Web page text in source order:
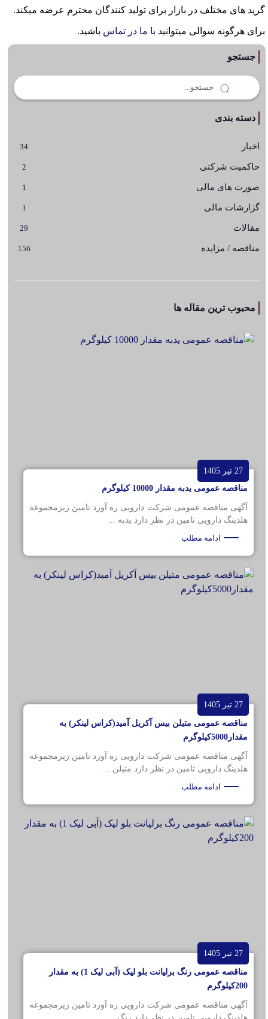
گرید های مختلف در بازار برای تولید کنندگان محترم عرضه میکند.
برای هرگونه سوالی میتوانید با ما در تماس باشید.
جستجو
دسته بندی
اخبار 34
حاکمیت شرکتی 2
صورت های مالی 1
گزارشات مالی 1
مقالات 29
مناقصه / مزایده 156
محبوب ترین مقاله ها
27 تیر 1405
مناقصه عمومی یدبه مقدار 10000 کیلوگرم
آگهی مناقصه عمومی شرکت دارویی ره آورد تامین زیرمجموعه
هلدینگ دارویی تامین در نظر دارد یدبه ...
ادامه مطلب
27 تیر 1405
مناقصه عمومی متیلن بیس آکریل آمید(کراس لینکر) به
مقدار5000کیلوگرم
آگهی مناقصه عمومی شرکت دارویی ره آورد تامین زیرمجموعه
هلدینگ دارویی تامین در نظر دارد متیلن ...
ادامه مطلب
27 تیر 1405
مناقصه عمومی رنگ برلیانت بلو لیک (آبی لیک 1) به مقدار
200کیلوگرم
آگهی مناقصه عمومی شرکت دارویی ره آورد تامین زیرمجموعه